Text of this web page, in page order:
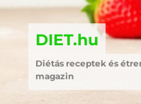
DIET.hu
Diétás receptek és
magazin